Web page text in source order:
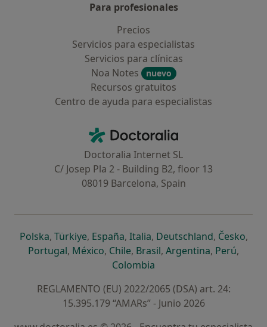
Para profesionales
Precios
Servicios para especialistas
Servicios para clínicas
Noa Notes
nuevo
Recursos gratuitos
Centro de ayuda para especialistas
Doctoralia - Página de inicio
Doctoralia Internet SL
C/ Josep Pla 2 - Building B2, floor 13
08019 Barcelona, Spain
Polskase abre en una nueva pestaña
, Türkiyese abre en una nueva pestaña
, Españase abre en una nueva pestaña
, Italiase abre en una nueva
, Deutschlandse abre en
, Českose
,
Portugalse abre en una nueva pestaña
, Méxicose abre en una nueva pestaña
, Chilese abre en una nueva pestaña
, Brasilse abre en una nueva
, Argentinase abre en
, Perúse
,
Colombia
REGLAMENTO (EU) 2022/2065 (DSA) art. 24:
15.395.179 “AMARs” - Junio 2026